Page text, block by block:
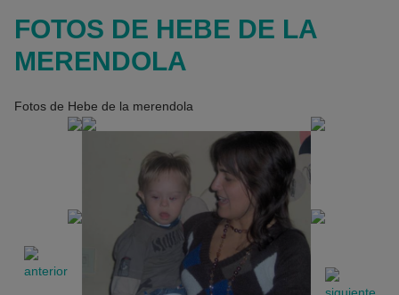
FOTOS DE HEBE DE LA
MERENDOLA
Fotos de Hebe de la merendola